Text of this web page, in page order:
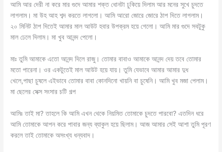
আমি আর দেরী না করে মার গুদে আমার শক্ত ধোনটা ঢুকিয়ে দিলাম আর মনের সুখে চুদতে
লাগলাম। মা উহ আহ শব্দ করতে লাগলো। আমি আরো জোরে জোরে ঠাপ দিতে লাগলাম।
২০ মিনিট ঠাপ দিতেই আমার মাল আউট হবার উপক্রম হয়ে গেলো। আমি মার গুদে সবটুকু
মাল ঢেলে দিলাম। মা খুব আনন্দ পেলো।
মাঃ তুমি আমাকে এতো আনন্দ দিলে রাজু। তোমার বাবাও আমাকে আনন্দ দেয় তবে তোমার
মতো পারেনা। ওর একটুতেই মাল আউট হয়ে যায়। তুমি যেভাবে আমার আমার দুধ
খেলে,পাছা চুষলে এইভাবে তোমার বাবা কোনদিনো খায়নি বা চুষেনি। আমি খুব মজা পেলাম।
মা ছেলের সেক্স সংসার চটি গল্প
আমিঃ তাই মা? তাহলে কি আমি এখন থেকে নিয়মিত তোমাকে চুদতে পারবো? এতদিন ধরে
আমি তোমাকে আপন করে পাবার জন্য ব্যাকুল হয়ে ছিলাম। আজ আমার সেই আশা তুমি পূরণ
করলে তাই তোমাকে অসংখ্য ধন্যবাদ।